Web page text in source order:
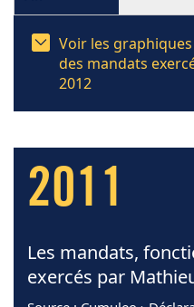
Voir les
des mandats
2012
2011
Les mandats,
exercés par